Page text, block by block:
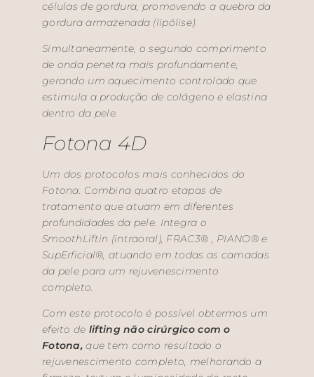
células de gordura, promovendo a quebra da
gordura armazenada (lipólise).
Simultaneamente, o segundo comprimento
de onda penetra mais profundamente,
gerando um aquecimento controlado que
estimula a produção de colágeno e elastina
dentro da pele.
Fotona 4D
Um dos protocolos mais conhecidos do
Fotona. Combina quatro etapas de
tratamento que atuam em diferentes
profundidades da pele. Integra o
SmoothLiftin (intraoral), FRAC3® , PIANO® e
SupErficial®, atuando em todas as camadas
da pele para um rejuvenescimento
completo.
Com este protocolo é possível obtermos um
efeito de lifting não cirúrgico com o
Fotona, que tem como resultado o
rejuvenescimento completo, melhorando a